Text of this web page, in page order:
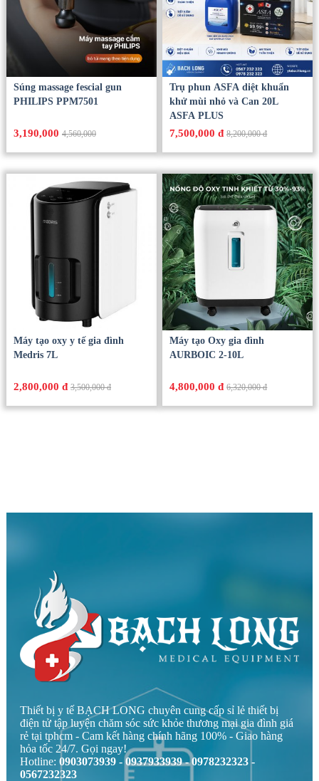
Súng massage fescial gun
PHILIPS PPM7501
3,190,0004,560,000
Trụ phun ASFA diệt khuẩn
khử mùi nhỏ và Can 20L
ASFA PLUS
7,500,000 đ 8,200,000 đ
Máy tạo oxy y tế gia đình
Medris 7L
2,800,000 đ 3,500,000 đ
Máy tạo Oxy gia đình
AURBOIC 2-10L
4,800,000 đ 6,320,000 đ
Thiết bị y tế BẠCH LONG chuyên cung cấp sỉ lẻ thiết bị
điện tử tập luyện chăm sóc sức khỏe thương mại gia đình giá
rẻ tại tphcm - Cam kết hàng chính hãng 100% - Giao hàng
hỏa tốc 24/7. Gọi ngay!
Hotline: 0903073939 - 0937933939 - 0978232323 -
0567232323